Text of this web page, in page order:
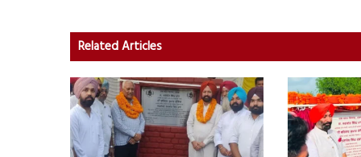
Related Articles